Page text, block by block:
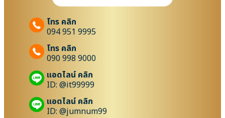
โทร คลิก
094 951 9995
โทร คลิก
090 998 9000
แอดไลน์ คลิก
ID: @it99999
แอดไลน์ คลิก
ID: @jumnum99